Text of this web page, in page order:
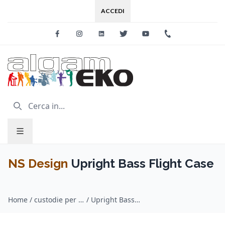
ACCEDI
FacebookInstagramLinkedinTwitter Youtube
NS Design Upright Bass Flight Case
Home / custodie per archi / NS Design / Upright Bass Flight Case